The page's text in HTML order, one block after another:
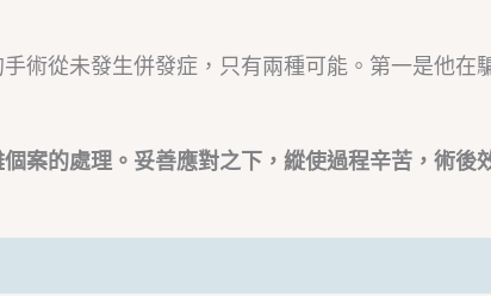
術從未發生併發症，只有兩種可能。第一是他在
個案的處理。妥善應對之下，縱使過程辛苦，術後